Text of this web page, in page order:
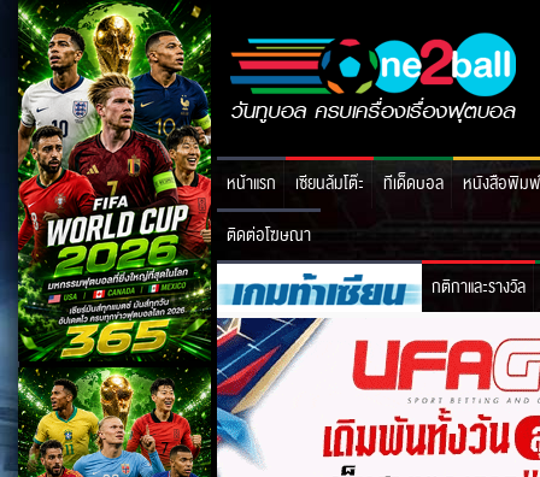
หน้าแรก เซียนล้มโต๊ะ ทีเด็ดบอล
หนังสือพิมพ์
ติดต่อโฆษณา
กติกาและรางวัล